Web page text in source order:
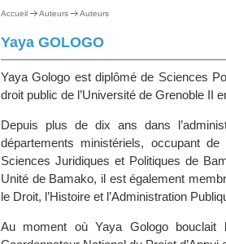
Accueil Auteurs Auteurs
Yaya GOLOGO
Yaya Gologo est diplômé de Sciences
droit public de l’Université de Grenoble II
Depuis plus de dix ans dans
départements ministériels, occupant
Sciences Juridiques et Politiques de
Unité de Bamako, il est également
le Droit, l’Histoire et l’Administration
Au moment où Yaya Gologo